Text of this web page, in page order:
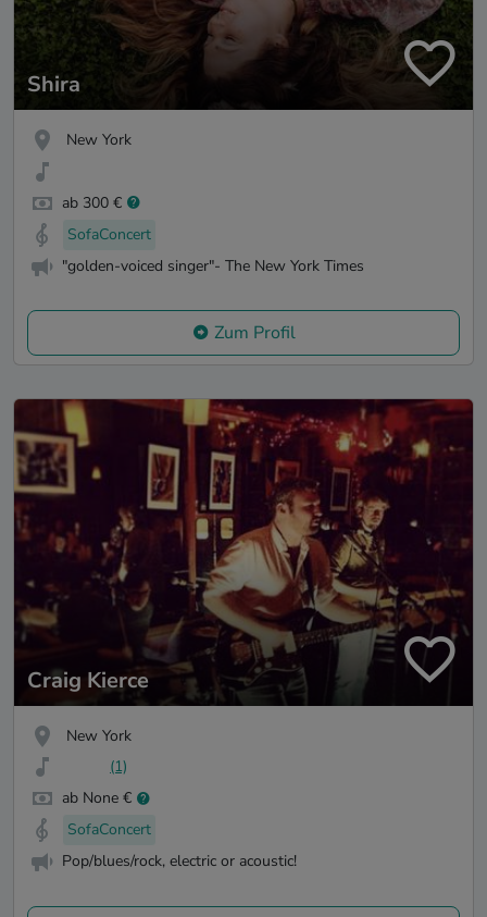
Shira
New York
ab 300 €
SofaConcert
"golden-voiced singer"- The New York Times
Zum Profil
Craig Kierce
New York
(1)
ab None €
SofaConcert
Pop/blues/rock, electric or acoustic!